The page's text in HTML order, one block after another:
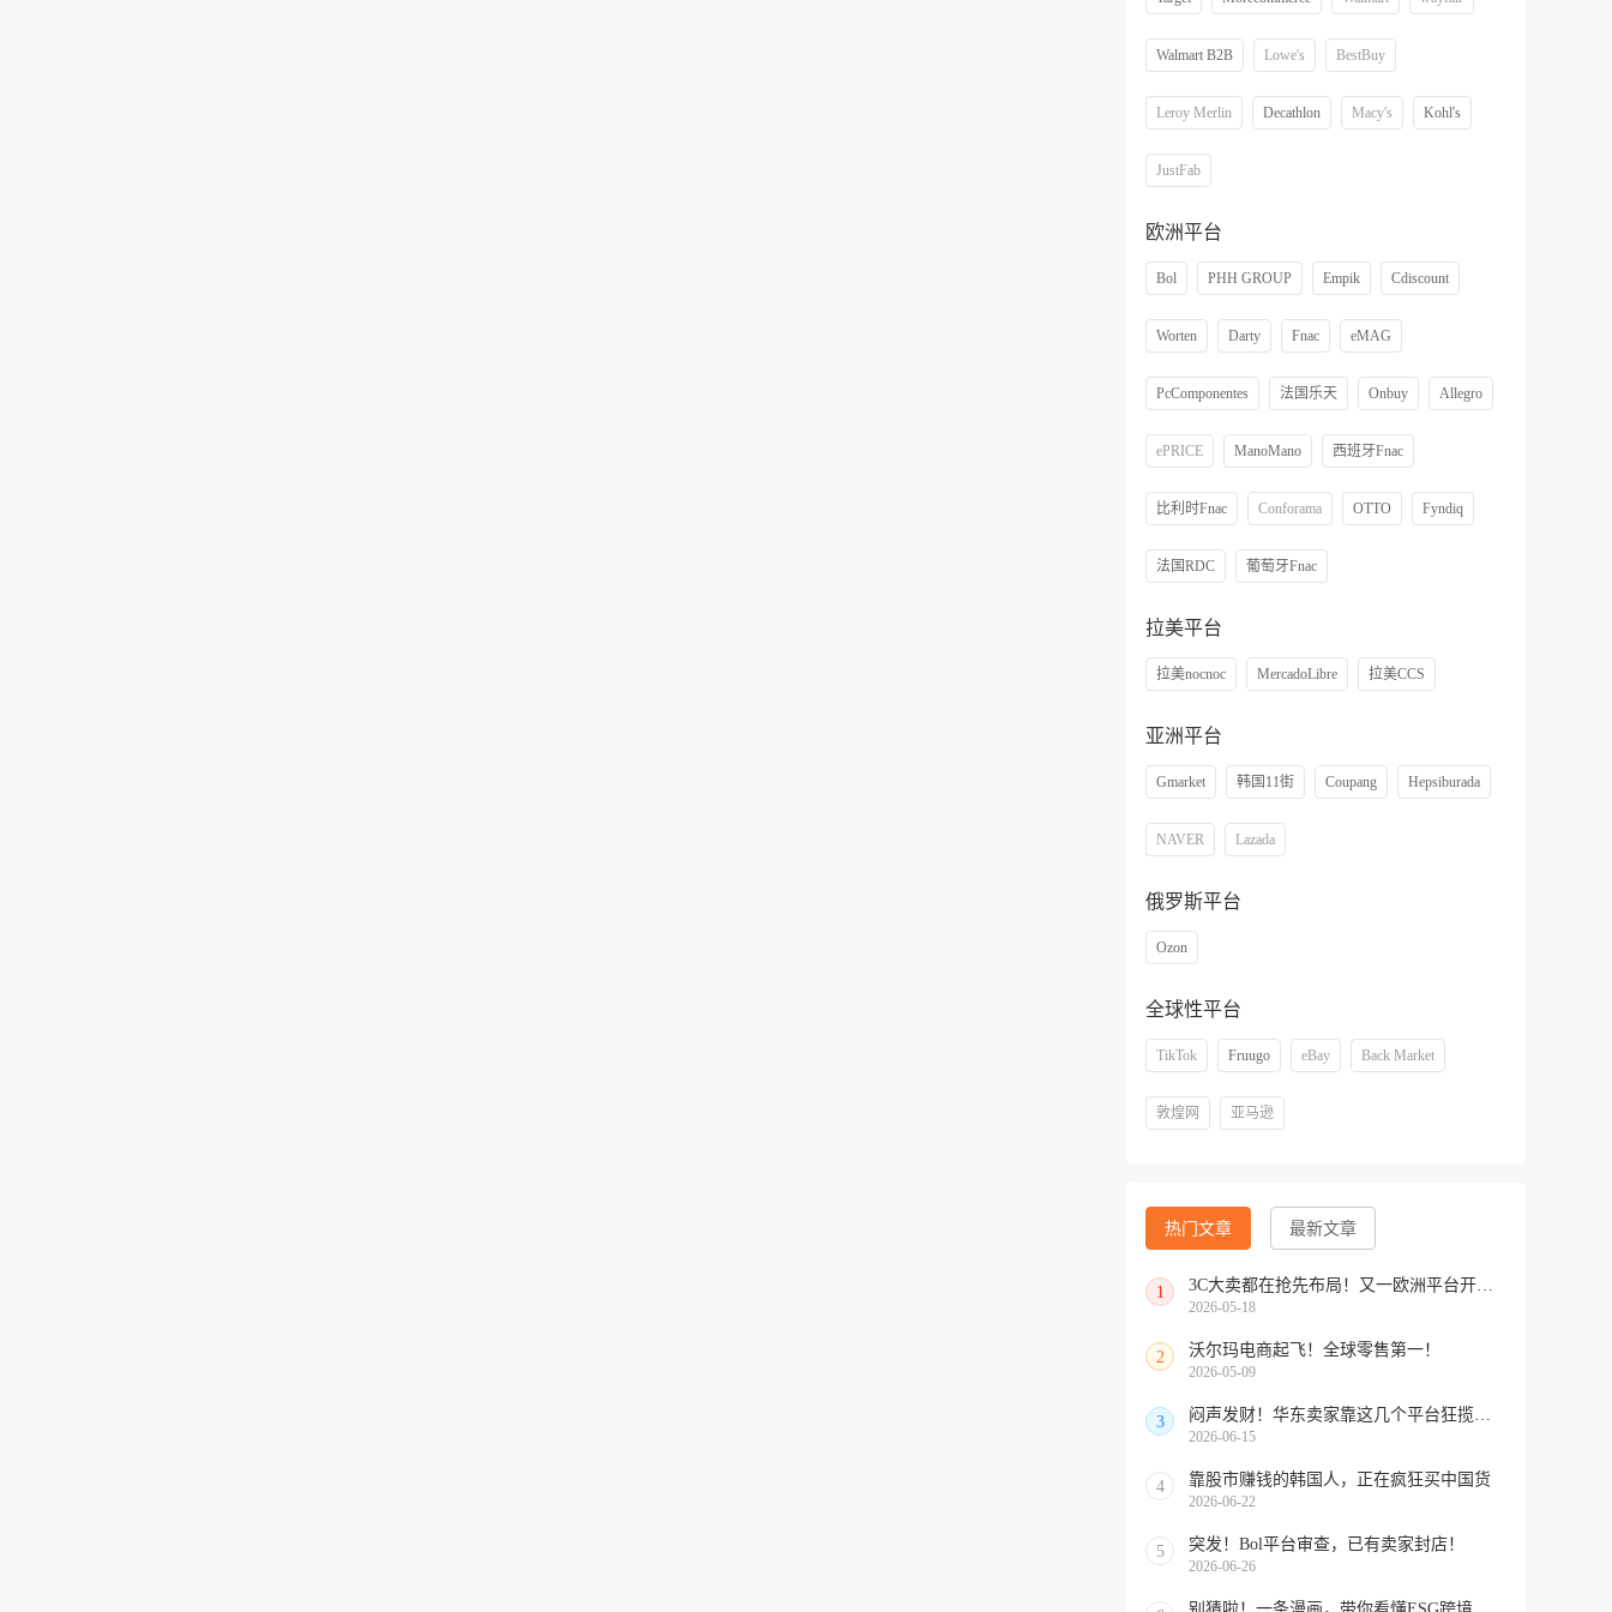
Walmart B2B Lowe's BestBuy
Leroy Merlin Decathlon Macy's Kohl's
JustFab
欧洲平台
Bol PHH GROUP Empik Cdiscount
Worten Darty Fnac eMAG
PcComponentes 法国乐天 Onbuy Allegro
ePRICE ManoMano 西班牙Fnac
比利时Fnac Conforama OTTO Fyndiq
法国RDC 葡萄牙Fnac
拉美平台
拉美nocnoc MercadoLibre 拉美CCS
亚洲平台
Gmarket 韩国11街 Coupang Hepsiburada
NAVER Lazada
俄罗斯平台
Ozon
全球性平台
TikTok Fruugo eBay Back Market
敦煌网 亚马逊
热门文章 最新文章
1 3C大卖都在抢先布局！又一欧洲平台开放中国招商
2026-05-18
2 沃尔玛电商起飞！全球零售第一！
2026-05-09
3 闷声发财！华东卖家靠这几个平台狂揽北美订单，华南机会来了！
2026-06-15
4 靠股市赚钱的韩国人，正在疯狂买中国货
2026-06-22
5 突发！Bol平台审查，已有卖家封店！
2026-06-26